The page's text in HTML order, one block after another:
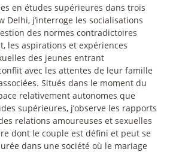
en études supérieures dans trois
Delhi, j’interroge les socialisations
des normes contradictoires
les aspirations et expériences
des jeunes entrant
avec les attentes de leur famille
Situés dans le moment du
relativement autonomes que
supérieures, j’observe les rapports
relations amoureuses et sexuelles
dont le couple est défini et peut se
dans une société où le mariage